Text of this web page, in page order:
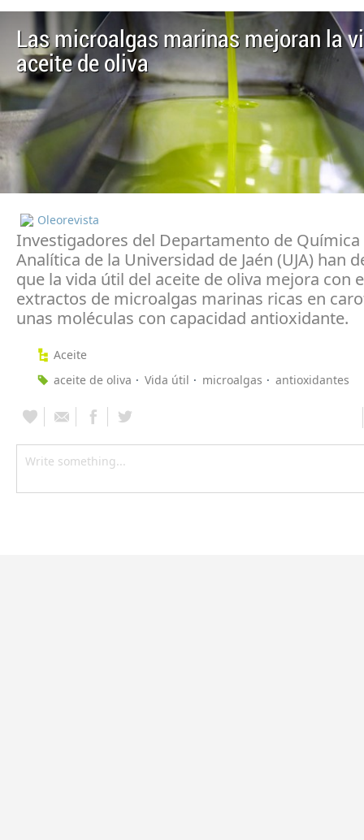
Las microalgas marinas mejoran la
aceite de oliva
Oleorevista
Investigadores del Departamento de Química
Analítica de la Universidad de Jaén (UJA) han
que la vida útil del aceite de oliva mejora con
extractos de microalgas marinas ricas en
unas moléculas con capacidad antioxidante.
Aceite
aceite de oliva
Vida útil microalgas antioxidantes